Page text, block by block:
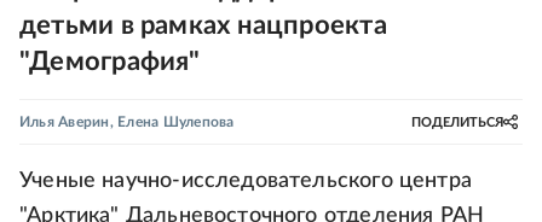
детьми в рамках нацпроекта
"Демография"
Илья Аверин, Елена Шулепова ПОДЕЛИТЬСЯ
Ученые научно-исследовательского центра
"Арктика" Дальневосточного отделения РАН